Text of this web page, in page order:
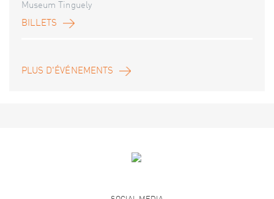
Museum Tinguely
BILLETS
PLUS D'ÉVÉNEMENTS